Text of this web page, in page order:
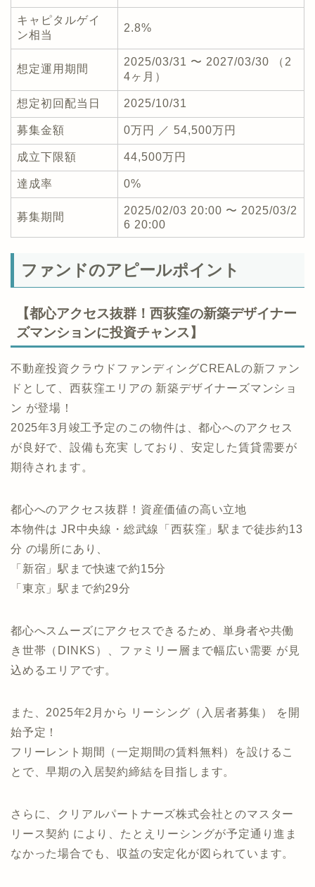
キャピタルゲイ
ン相当
2.8%
想定運用期間
2025/03/31 〜 2027/03/30 （2
4ヶ月）
想定初回配当日 2025/10/31
募集金額 0万円 ／ 54,500万円
成立下限額 44,500万円
達成率 0%
募集期間
2025/02/03 20:00 〜 2025/03/2
6 20:00
ファンドのアピールポイント
【都心アクセス抜群！西荻窪の新築デザイナー
ズマンションに投資チャンス】
不動産投資クラウドファンディングCREALの新ファン
ドとして、西荻窪エリアの 新築デザイナーズマンショ
ン が登場！
2025年3月竣工予定のこの物件は、都心へのアクセス
が良好で、設備も充実 しており、安定した賃貸需要が
期待されます。
都心へのアクセス抜群！資産価値の高い立地
本物件は JR中央線・総武線「西荻窪」駅まで徒歩約13
分 の場所にあり、
「新宿」駅まで快速で約15分
「東京」駅まで約29分
都心へスムーズにアクセスできるため、単身者や共働
き世帯（DINKS）、ファミリー層まで幅広い需要 が見
込めるエリアです。
また、2025年2月から リーシング（入居者募集） を開
始予定！
フリーレント期間（一定期間の賃料無料）を設けるこ
とで、早期の入居契約締結を目指します。
さらに、クリアルパートナーズ株式会社とのマスター
リース契約 により、たとえリーシングが予定通り進ま
なかった場合でも、収益の安定化が図られています。